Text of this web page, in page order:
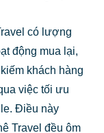
có lượng
động mua lại,
khách hàng
việc tối ưu
Điều này
Travel đều ôm